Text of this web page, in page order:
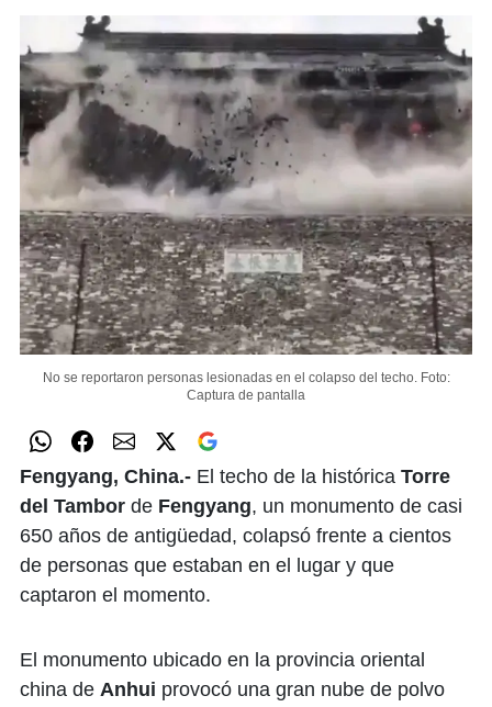
No se reportaron personas lesionadas en el colapso del techo. Foto:
Captura de pantalla
Fengyang, China.- El techo de la histórica Torre
del Tambor de Fengyang, un monumento de casi
650 años de antigüedad, colapsó frente a cientos
de personas que estaban en el lugar y que
captaron el momento.
El monumento ubicado en la provincia oriental
china de Anhui provocó una gran nube de polvo